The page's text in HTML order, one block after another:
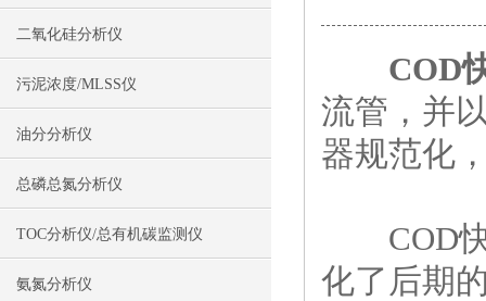
二氧化硅分析仪
污泥浓度/MLSS仪
油分分析仪
总磷总氮分析仪
TOC分析仪/总有机碳监测仪
氨氮分析仪
COD
流管，并
器规范化
COD快
化了后期